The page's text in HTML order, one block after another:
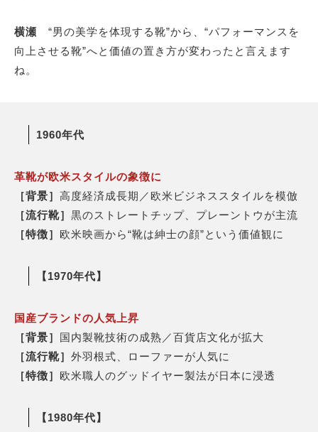
横瀬 “男の美学を体現する靴”から、“パフォーマンスを
向上させる靴”へと価値の置き方が変わったと言えます
ね。
1960年代
革靴が欧米スタイルの象徴に
［背景］ 高度経済成長期／欧米ビジネススタイルを模倣
［流行靴］ 黒のストレートチップ、プレーントウが主流
［特徴］ 欧米映画から“靴は紳士の顔”という価値観に
【1970年代】
国産ブランドの人気上昇
［背景］ 国内製靴技術の成熟／百貨店文化が拡大
［流行靴］ 外羽根式、ローファーが人気に
［特徴］ 欧米職人のグッドイヤー製法が日本に浸透
【1980年代】